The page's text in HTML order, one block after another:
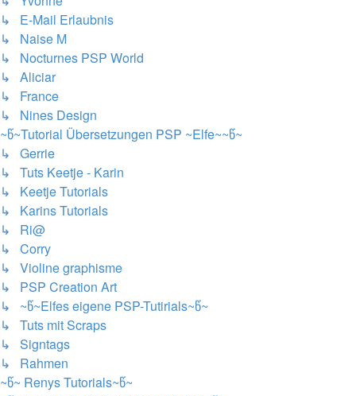
↳ E-Mail Erlaubnis
↳ Naise M
↳ Nocturnes PSP World
↳ Aliciar
↳ France
↳ Nines Design
~წ~Tutorial Übersetzungen PSP ~Elfe~~წ~
↳ Gerrie
↳ Tuts Keetje - Karin
↳ Keetje Tutorials
↳ Karins Tutorials
↳ Ri@
↳ Corry
↳ Violine graphisme
↳ PSP Creation Art
↳ ~წ~Elfes eigene PSP-Tutirials~წ~
↳ Tuts mit Scraps
↳ Signtags
↳ Rahmen
~წ~ Renys Tutorials~წ~